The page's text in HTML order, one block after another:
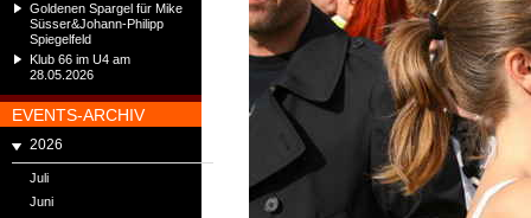
Goldenen Spargel für Mike
Süsser&Johann-Philipp
Spiegelfeld
Klub 66 im U4 am
28.05.2026
EVENTS-ARCHIV
2026
Juli
Juni